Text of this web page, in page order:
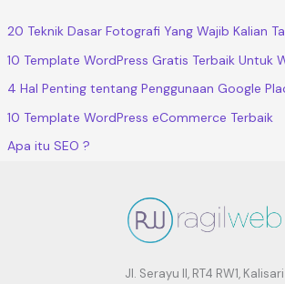
20 Teknik Dasar Fotografi Yang Wajib Kalian
10 Template WordPress Gratis Terbaik Untuk
4 Hal Penting tentang Penggunaan Google
10 Template WordPress eCommerce Terbaik
Apa itu SEO ?
Jl. Serayu II, RT4 RW1, Kalisari